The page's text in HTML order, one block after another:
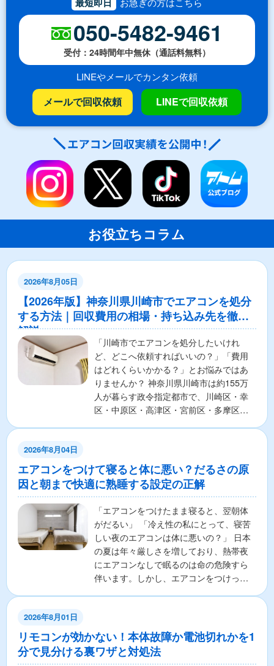
最短即日
050-5482-9461
受付：24時間年中無休（通話料無料）
LINEやメールでカンタン依頼
メールで回収依頼 LINEで回収依頼
お役立ちコラム
2026年8月05日
【2026年版】神奈川県川崎市でエアコンを処分
する方法｜回収費用の相場・持ち込み先を徹底
解説
「川崎市でエアコンを処分したいけれ
ど、どこへ依頼すればいいの？」「費用
はどれくらいかかる？」とお悩みではあ
りませんか？ 神奈川県川崎市は約155万
人が暮らす政令指定都市で、川崎区・幸
区・中原区・高津区・宮前区・多摩区・
2026年8月04日
エアコンをつけて寝ると体に悪い？だるさの原
因と朝まで快適に熟睡する設定の正解
「エアコンをつけたまま寝ると、翌朝体
がだるい」 「冷え性の私にとって、寝苦
しい夜のエアコンは体に悪いの？」 日本
の夏は年々厳しさを増しており、熱帯夜
にエアコンなしで眠るのは命の危険すら
伴います。しかし、エアコンをつけっぱ
2026年8月01日
リモコンが効かない！本体故障か電池切れかを1
分で見分ける裏ワザと対処法